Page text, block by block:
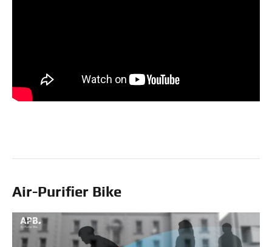
Air-Purifier Bike